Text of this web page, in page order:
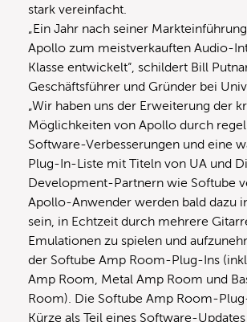
stark vereinfacht.
„Ein Jahr nach seiner
Apollo zum meistverkauften Audio-
Klasse entwickelt“, schildert Bill
Geschäftsführer und Gründer bei
„Wir haben uns der Erweiterung der
Möglichkeiten von Apollo durch
Software-Verbesse­rungen und eine
Plug-In-Liste mit Titeln von UA ​​und
Development-Partnern wie Softube
Apollo-Anwender werden bald dazu
sein, in Echtzeit durch mehrere
Emulationen zu spielen und
der Softube Amp Room-Plug-Ins
Amp Room, Metal Amp Room und
Room). Die Softube Amp Room-
Kürze als Teil eines Software-